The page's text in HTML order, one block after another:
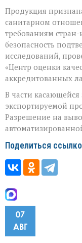
Продукция
санитарном
требованиям
безопасность
исследований,
«Центр оценки
аккредитованных
В части
экспортируемой
Разрешение на
Поделиться
07
АВГ